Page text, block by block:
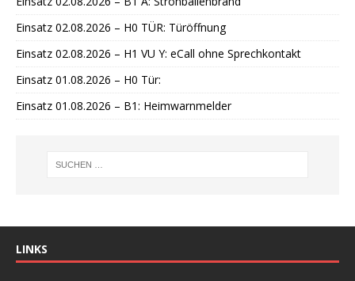
Einsatz 02.08.2026 – H0 TÜR: Türöffnung
Einsatz 02.08.2026 – H1 VU Y: eCall ohne Sprechkontakt
Einsatz 01.08.2026 – H0 Tür:
Einsatz 01.08.2026 – B1: Heimwarnmelder
LINKS